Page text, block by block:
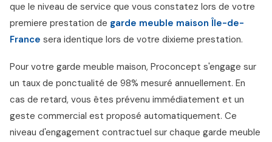
que le niveau de service que vous constatez lors de votre
premiere prestation de garde meuble maison Île-de-
France sera identique lors de votre dixieme prestation.
Pour votre garde meuble maison, Proconcept s'engage sur
un taux de ponctualité de 98% mesuré annuellement. En
cas de retard, vous êtes prévenu immédiatement et un
geste commercial est proposé automatiquement. Ce
niveau d'engagement contractuel sur chaque garde meuble